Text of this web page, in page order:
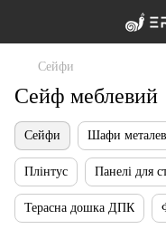
Сейфи
Сейф меблевий
Сейфи Шафи
Плінтус Панелі для
Терасна дошка ДПК